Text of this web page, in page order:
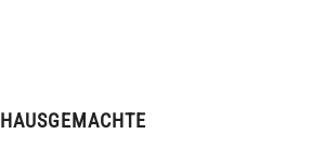
HAUSGEMACHTE